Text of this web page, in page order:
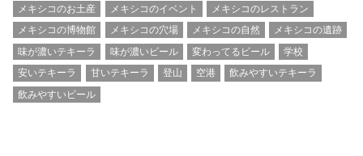
メキシコのお土産
メキシコのイベント
メキシコのレストラン
メキシコの博物館
メキシコの穴場 メキシコの自然
メキシコの遺跡
味が濃いテキーラ
味が濃いビール 変わってるビール
学校
安いテキーラ
甘いテキーラ 登山 空港
飲みやすいテキーラ
飲みやすいビール